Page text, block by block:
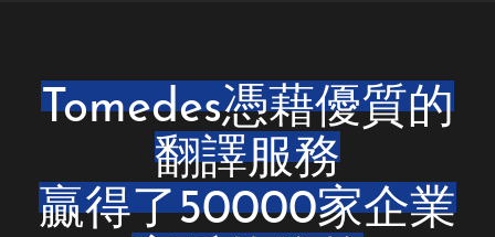
Tomedes憑藉優質的
翻譯服務
贏得了50000家企業